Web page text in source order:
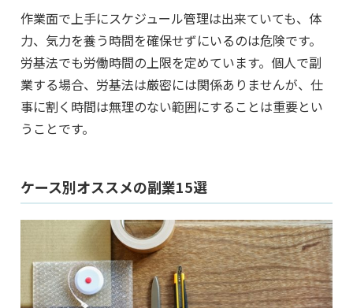
作業面で上手にスケジュール管理は出来ていても、体
力、気力を養う時間を確保せずにいるのは危険です。
労基法でも労働時間の上限を定めています。個人で副
業する場合、労基法は厳密には関係ありませんが、仕
事に割く時間は無理のない範囲にすることは重要とい
うことです。
ケース別オススメの副業15選